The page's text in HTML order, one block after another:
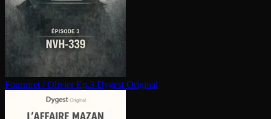
Fourniret / Olivier Ep.3 Dygest Original